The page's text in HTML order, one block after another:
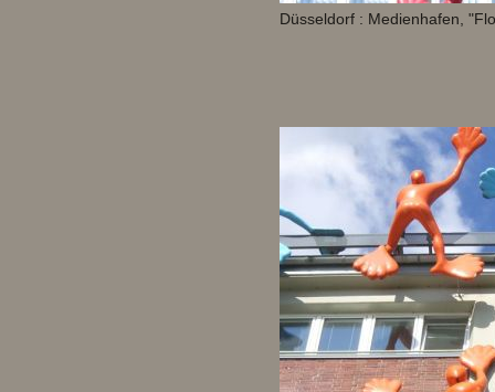
Düsseldorf : Medienhafen,